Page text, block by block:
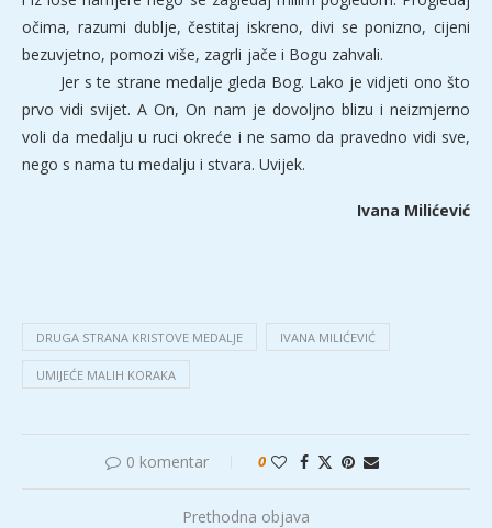
očima, razumi dublje, čestitaj iskreno, divi se ponizno, cijeni
bezuvjetno, pomozi više, zagrli jače i Bogu zahvali.
Jer s te strane medalje gleda Bog. Lako je vidjeti ono što
prvo vidi svijet. A On, On nam je dovoljno blizu i neizmjerno
voli da medalju u ruci okreće i ne samo da pravedno vidi sve,
nego s nama tu medalju i stvara. Uvijek.
Ivana Milićević
DRUGA STRANA KRISTOVE MEDALJE IVANA MILIĆEVIĆ
UMIJEĆE MALIH KORAKA
0 komentar 0
Prethodna objava